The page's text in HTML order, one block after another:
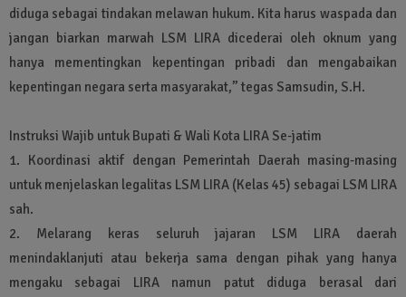
diduga sebagai tindakan melawan hukum. Kita harus waspada dan
jangan biarkan marwah LSM LIRA dicederai oleh oknum yang
hanya mementingkan kepentingan pribadi dan mengabaikan
kepentingan negara serta masyarakat,” tegas Samsudin, S.H.
Instruksi Wajib untuk Bupati & Wali Kota LIRA Se-jatim
1. Koordinasi aktif dengan Pemerintah Daerah masing-masing
untuk menjelaskan legalitas LSM LIRA (Kelas 45) sebagai LSM LIRA
sah.
2. Melarang keras seluruh jajaran LSM LIRA daerah
menindaklanjuti atau bekerja sama dengan pihak yang hanya
mengaku sebagai LIRA namun patut diduga berasal dari